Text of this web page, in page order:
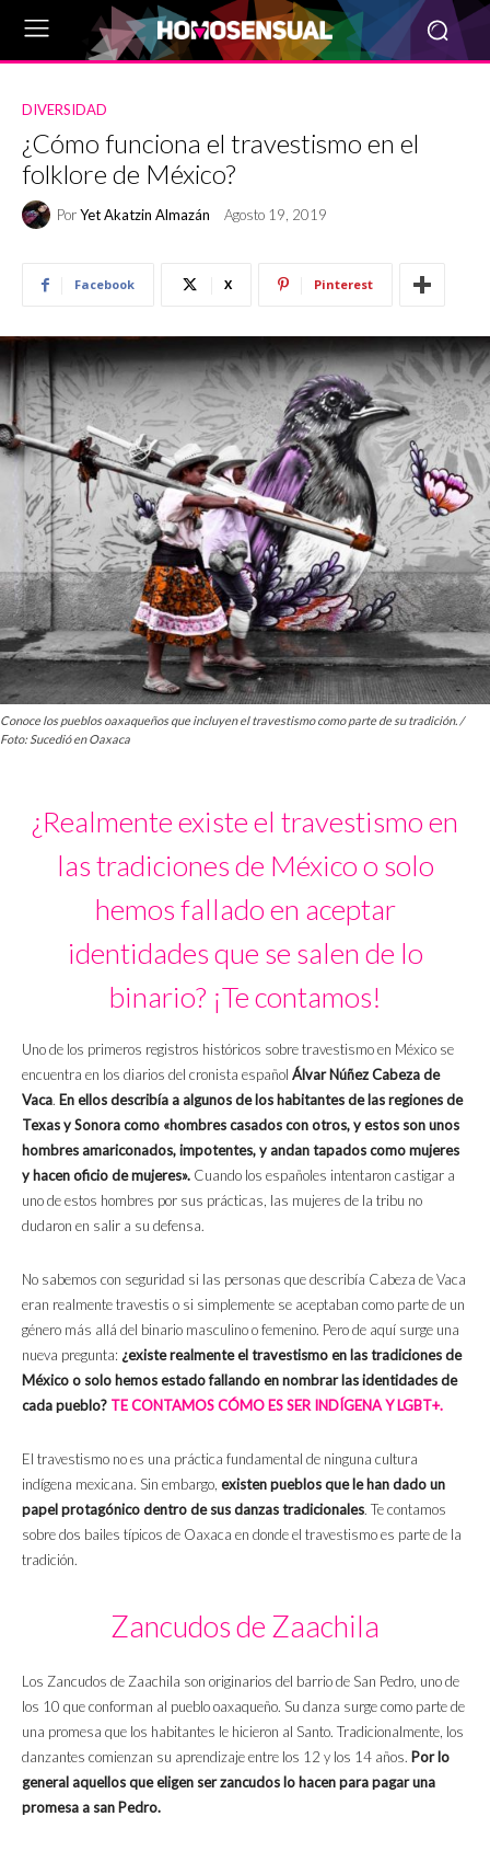
DIVERSIDAD
¿Cómo funciona el travestismo en el
folklore de México?
PorYet Akatzin Almazán Agosto 19, 2019
Facebook X Pinterest
Conoce los pueblos oaxaqueños que incluyen el travestismo como parte de su tradición. /
Foto: Sucedió en Oaxaca
¿Realmente existe el travestismo en
las tradiciones de México o solo
hemos fallado en aceptar
identidades que se salen de lo
binario? ¡Te contamos!
Uno de los primeros registros históricos sobre travestismo en México se
encuentra en los diarios del cronista español Álvar Núñez Cabeza de
Vaca. En ellos describía a algunos de los habitantes de las regiones de
Texas y Sonora como «hombres casados con otros, y estos son unos
hombres amariconados, impotentes, y andan tapados como mujeres
y hacen oficio de mujeres». Cuando los españoles intentaron castigar a
uno de estos hombres por sus prácticas, las mujeres de la tribu no
dudaron en salir a su defensa.
No sabemos con seguridad si las personas que describía Cabeza de Vaca
eran realmente travestis o si simplemente se aceptaban como parte de un
género más allá del binario masculino o femenino. Pero de aquí surge una
nueva pregunta: ¿existe realmente el travestismo en las tradiciones de
México o solo hemos estado fallando en nombrar las identidades de
cada pueblo? TE CONTAMOS CÓMO ES SER INDÍGENA Y LGBT+.
El travestismo no es una práctica fundamental de ninguna cultura
indígena mexicana. Sin embargo, existen pueblos que le han dado un
papel protagónico dentro de sus danzas tradicionales. Te contamos
sobre dos bailes típicos de Oaxaca en donde el travestismo es parte de la
tradición.
Zancudos de Zaachila
Los Zancudos de Zaachila son originarios del barrio de San Pedro, uno de
los 10 que conforman al pueblo oaxaqueño. Su danza surge como parte de
una promesa que los habitantes le hicieron al Santo. Tradicionalmente, los
danzantes comienzan su aprendizaje entre los 12 y los 14 años. Por lo
general aquellos que eligen ser zancudos lo hacen para pagar una
promesa a san Pedro.